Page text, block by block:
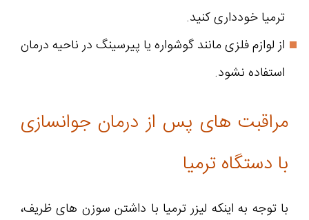
ترمیا خودداری کنید.
از لوازم فلزی مانند گوشواره‌ یا پیرسینگ در ناحیه درمان
استفاده نشود.
مراقبت‌ های پس از درمان جوانسازی
با دستگاه ترمیا
با توجه به اینکه لیزر ترمیا با داشتن سوزن‌ های ظریف،